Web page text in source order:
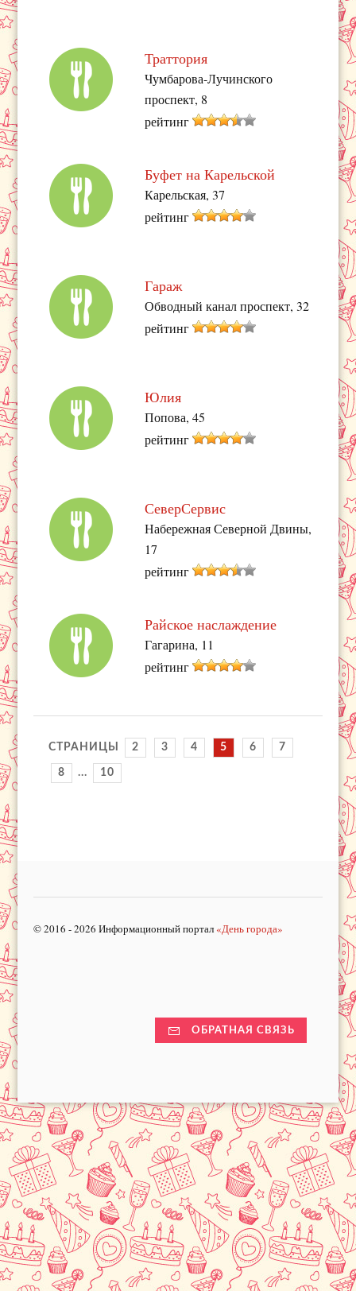
Траттория
Чумбарова-Лучинского
проспект, 8
рейтинг
Буфет на Карельской
Карельская, 37
рейтинг
Гараж
Обводный канал проспект, 32
рейтинг
Юлия
Попова, 45
рейтинг
СеверСервис
Набережная Северной Двины,
17
рейтинг
Райское наслаждение
Гагарина, 11
рейтинг
СТРАНИЦЫ 2 3 4 5 6 7
8 ... 10
© 2016 - 2026 Информационный портал «День города»
ОБРАТНАЯ СВЯЗЬ